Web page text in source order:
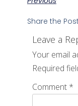
Share the
Leave a
Your email
Required
Comment *